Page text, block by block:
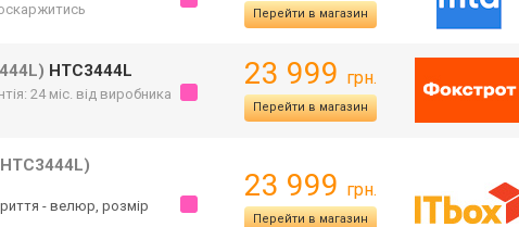
Перейти в магазин
HTC3444L
24 міс. від виробника
23 999 грн.
Перейти в магазин
- велюр, розмір
23 999 грн.
Перейти в магазин